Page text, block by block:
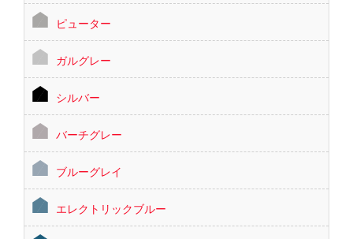
ピューター
ガルグレー
シルバー
バーチグレー
ブルーグレイ
エレクトリックブルー